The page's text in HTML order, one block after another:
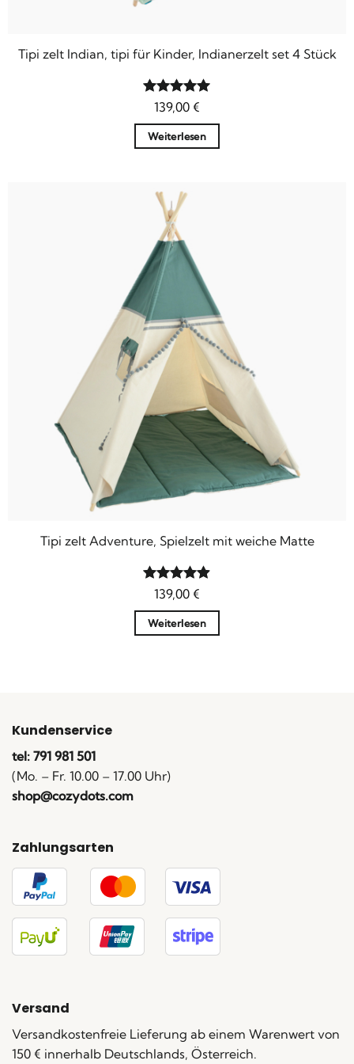
Tipi zelt Indian, tipi für Kinder, Indianerzelt set 4 Stück
Bewertet
von 5
139,00 €
Weiterlesen
Tipi zelt Adventure, Spielzelt mit weiche Matte
Bewertet
von 5
139,00 €
Weiterlesen
Kundenservice
tel: 791 981 501
(Mo. – Fr. 10.00 – 17.00 Uhr)
shop@cozydots.com
Zahlungsarten
Versand
Versandkostenfreie Lieferung ab einem Warenwert von
150 € innerhalb Deutschlands, Österreich.